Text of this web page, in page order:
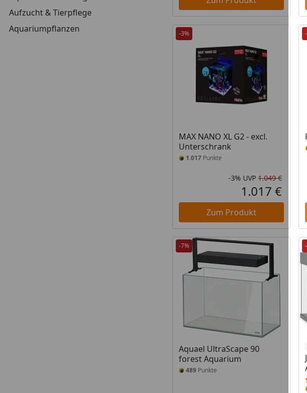
Aufzucht & Tierpflege
Aquariumpflanzen
-3%
MAX NANO XL G2 - excl.
Unterschrank
1.017 Punkte
Rabatt
-3% UVP 1.049 €
1.017 €
Zum Produkt
-7%
Aquael UltraScape 90
forest Aquarium
489 Punkte